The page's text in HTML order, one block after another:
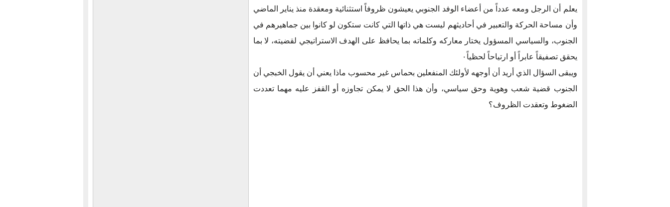
يعلم أن الرجل ومعه عدداً من أعضاء الوفد الجنوبي يعيشون ظروفاً استثنائية ومعقدة منذ يناير الماضي
وأن مساحة الحركة والتعبير في أحاديثهم ليست هي ذاتها التي كانت ستكون لو كانوا بين جماهيرهم في
الجنوب، والسياسي المسؤول يختار معاركه وكلماته بما يحافظ على الهدف الاستراتيجي لقضيته، لا بما
يحقق تصفيقاً عابراً أو ارتياحاً لحظياً٠
ويبقى السؤال الذي أريد أن أوجهه لأولئك المنفعلين بحماس غير محسوب ماذا يعني أن يقول الخبجي أن
الجنوب قضية شعب وهوية وحق سياسي، وأن هذا الحق لا يمكن تجاوزه أو القفز عليه مهما تعددت
الضغوط وتعقدت الظروف؟